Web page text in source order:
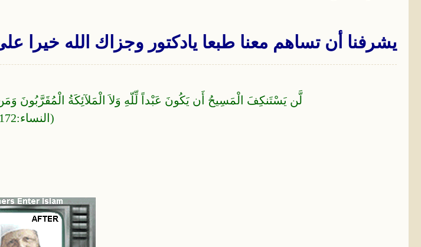
يشرفنا أن تساهم معنا طبعا يادكتور وجزاك الله خيرا
لَّن يَسْتَنكِفَ الْمَسِيحُ أَن يَكُونَ عَبْداً لِّلّهِ وَلاَ الْمَلآئِكَةُ
(النساء:172)